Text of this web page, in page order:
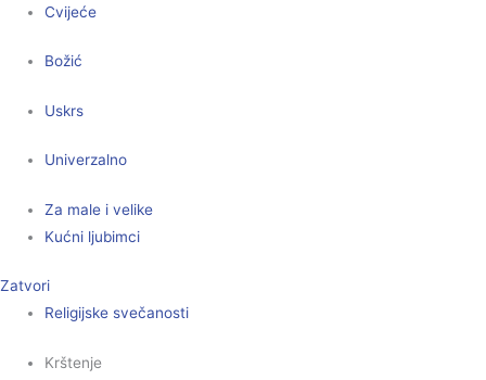
Cvijeće
Božić
Uskrs
Univerzalno
Za male i velike
Kućni ljubimci
Zatvori
Religijske svečanosti
Krštenje